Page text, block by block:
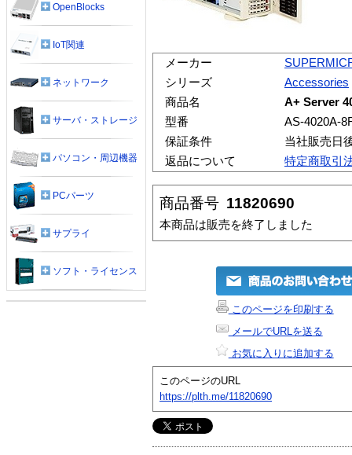
メーカー
シリーズ
Accessories
商品名
A+ Server
型番
AS-4020A-
保証条件
当社販売日
返品について
特定商取引
商品番号 11820690
本商品は販売を終了しました
このページを印刷する
メールでURLを送る
お気に入りに追加する
このページのURL
https://plth.me/11820690
OpenBlocks
IoT関連
ネットワーク
サーバ・ストレージ
パソコン・周辺機器
PCパーツ
サプライ
ソフト・ライセンス